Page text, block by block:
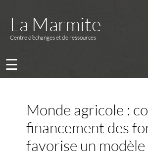
La Marmite
Centre d’échanges et de ressources
☰
Monde agricole :
financement des
favorise un